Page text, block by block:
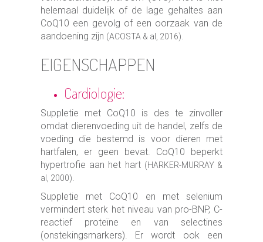
helemaal duidelijk of de lage gehaltes aan
CoQ10 een gevolg of een oorzaak van de
aandoening zijn (ACOSTA & al, 2016).
EIGENSCHAPPEN
Cardiologie:
Suppletie met CoQ10 is des te zinvoller
omdat dierenvoeding uit de handel, zelfs de
voeding die bestemd is voor dieren met
hartfalen, er geen bevat. CoQ10 beperkt
hypertrofie aan het hart (HARKER-MURRAY &
al, 2000).
Suppletie met CoQ10 en met selenium
vermindert sterk het niveau van pro-BNP, C-
reactief proteïne en van selectines
(onstekingsmarkers). Er wordt ook een